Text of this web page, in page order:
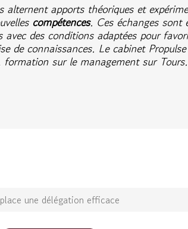
apports théoriques et
compétences. Ces échanges sont
des conditions adaptées pour
de connaissances. Le cabinet
sur le management sur Tours.
une délégation efficace